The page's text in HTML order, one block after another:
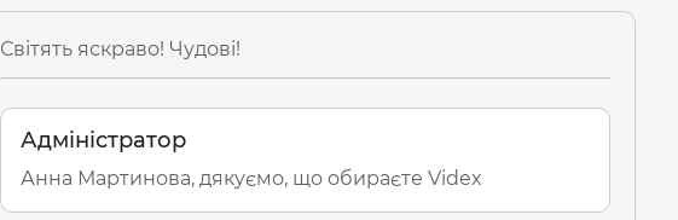
Світять яскраво! Чудові!
Адміністратор
Анна Мартинова, дякуємо, що обираєте Videx